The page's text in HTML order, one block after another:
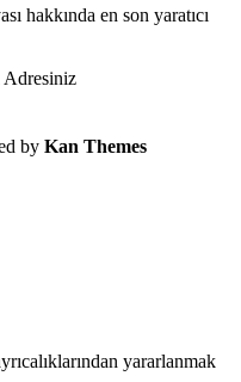
hakkında en son yaratıcı
Adresiniz
by Kan Themes
yararlanmak